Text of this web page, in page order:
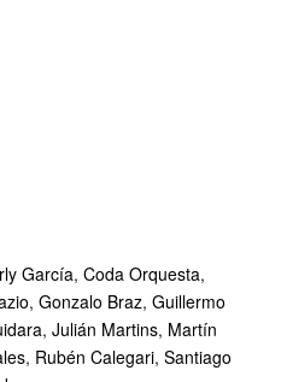
García, Coda Orquesta,
, Gonzalo Braz, Guillermo
, Julián Martins, Martín
, Rubén Calegari, Santiago